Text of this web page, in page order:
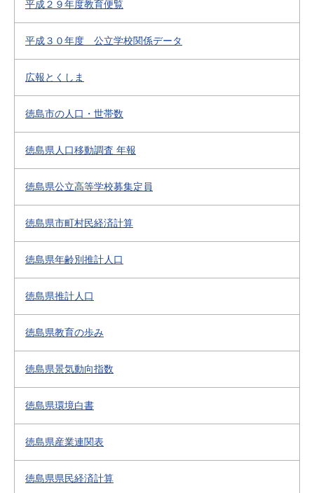
平成２９年度教育便覧
平成３０年度 公立学校関係データ
広報とくしま
徳島市の人口・世帯数
徳島県人口移動調査 年報
徳島県公立高等学校募集定員
徳島県市町村民経済計算
徳島県年齢別推計人口
徳島県推計人口
徳島県教育の歩み
徳島県景気動向指数
徳島県環境白書
徳島県産業連関表
徳島県県民経済計算